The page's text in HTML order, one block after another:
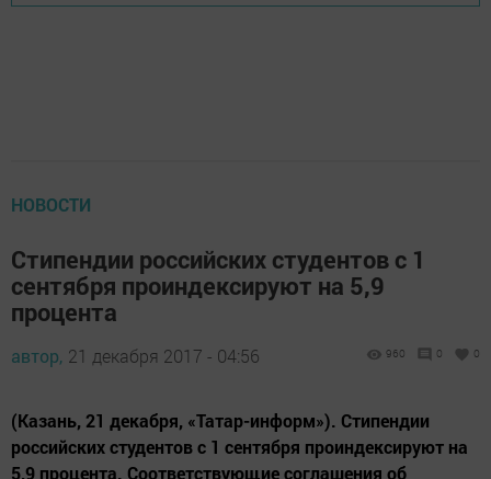
НОВОСТИ
Стипендии российских студентов с 1
сентября проиндексируют на 5,9
процента
автор, 21 декабря 2017 - 04:56 960 0 0
(Казань, 21 декабря, «Татар-информ»). Стипендии
российских студентов с 1 сентября проиндексируют на
5,9 процента. Соответствующие соглашения об